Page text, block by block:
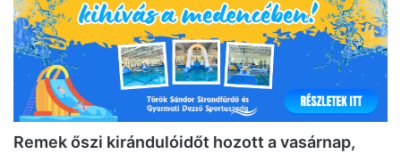
Remek őszi kirándulóidőt hozott a vasárnap,